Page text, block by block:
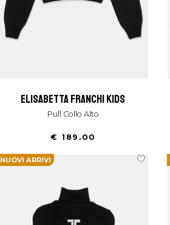
elisabetta franchi kids
Pull Collo Alto
€ 189.00
NUOVI ARRIVI